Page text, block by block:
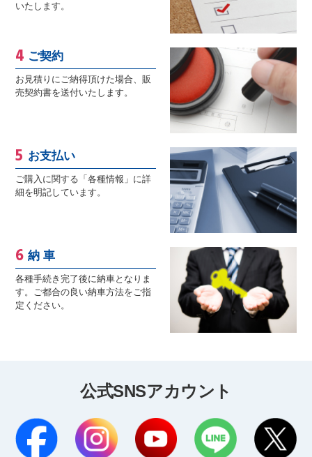
いたします。
ご契約
お見積りにご納得頂けた場合、販
売契約書を送付いたします。
お支払い
ご購入に関する「各種情報」に詳
細を明記しています。
納 車
各種手続き完了後に納車となりま
す。ご都合の良い納車方法をご指
定ください。
公式SNSアカウント